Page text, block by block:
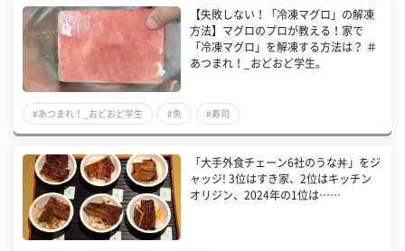
【失敗しない！「冷凍マグロ」の解凍
方法】マグロのプロが教える！家で
「冷凍マグロ」を解凍する方法は？ ＃
あつまれ！_おどおど学生。
#あつまれ！_おどおど学生 #魚 #寿司
「大手外食チェーン6社のうな丼」をジ
ャッジ! 3位はすき家、2位はキッチン
オリジン、2024年の1位は……